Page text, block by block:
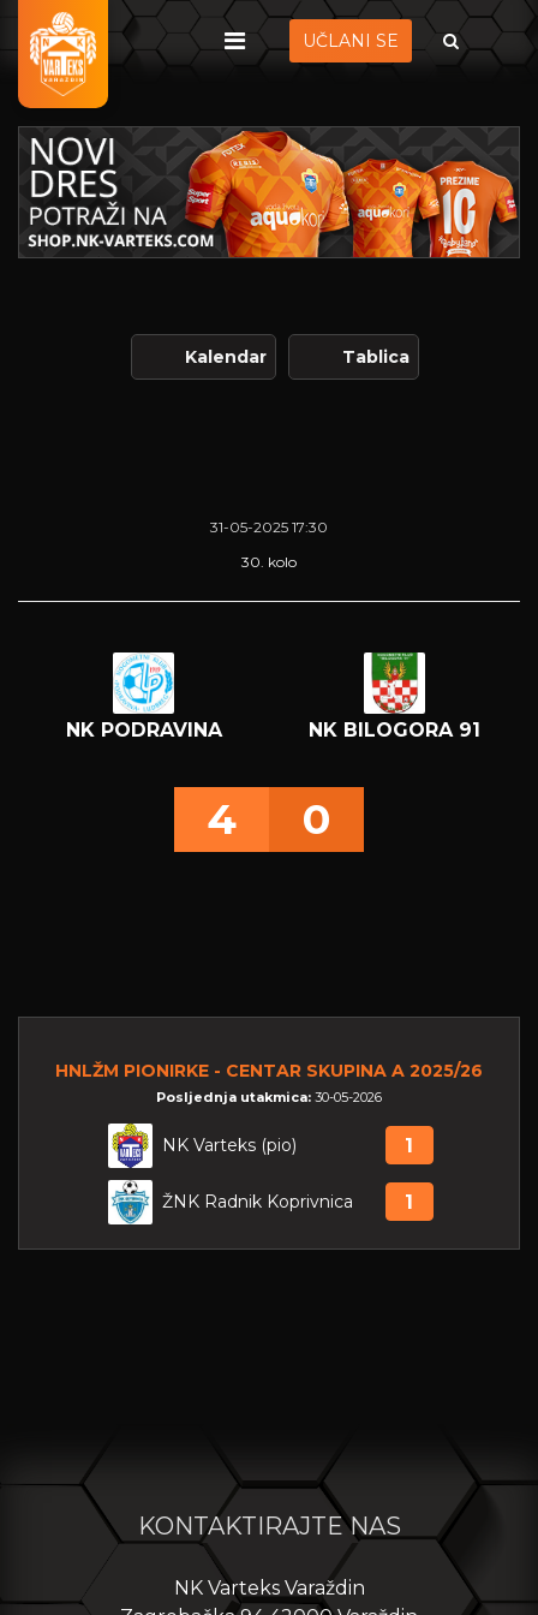
UČLANI SE
Kalendar Tablica
31-05-2025 17:30
30. kolo
NK PODRAVINA NK BILOGORA 91
4 0
HNLŽM PIONIRKE - CENTAR SKUPINA A 2025/26
Posljednja utakmica: 30-05-2026
NK Varteks (pio) 1
ŽNK Radnik Koprivnica 1
KONTAKTIRAJTE NAS
NK Varteks Varaždin